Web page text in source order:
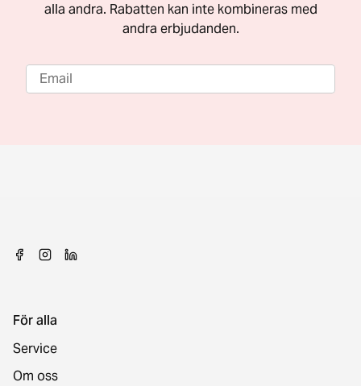
alla andra. Rabatten kan inte kombineras med
andra erbjudanden.
För alla
Service
Om oss